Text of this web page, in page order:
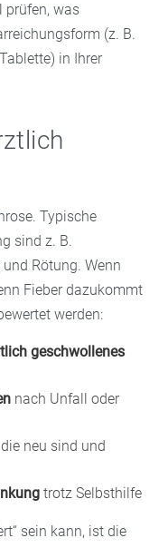
prüfen, was
(z. B.
in Ihrer
Typische
sind z. B.
Rötung. Wenn
Fieber dazukommt
werden:
geschwollenes
nach Unfall oder
neu sind und
trotz Selbsthilfe
sein kann, ist die